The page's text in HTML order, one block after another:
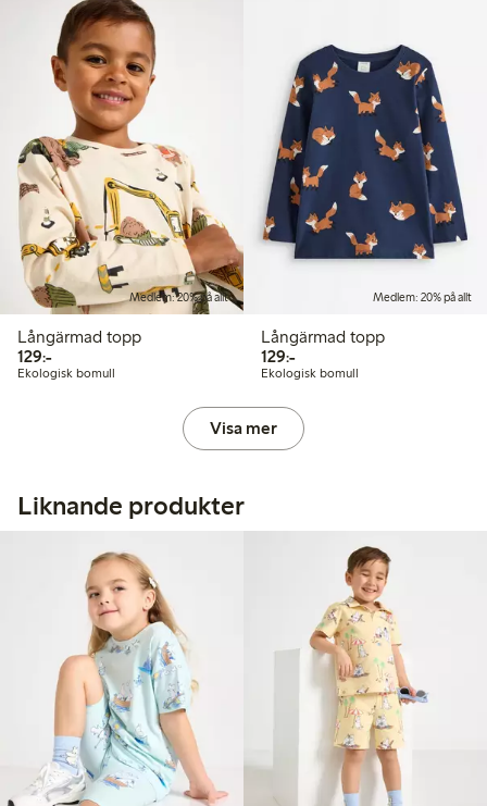
Medlem: 20% på allt
Långärmad topp
129:-129,00 kr
Ekologisk bomull
Medlem: 20% på allt
Långärmad topp
129:-129,00 kr
Ekologisk bomull
Visa mer
Liknande produkter